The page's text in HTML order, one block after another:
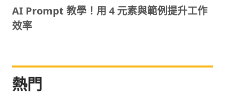
AI Prompt 教學！用 4 元素與範例提升工作
效率
熱門